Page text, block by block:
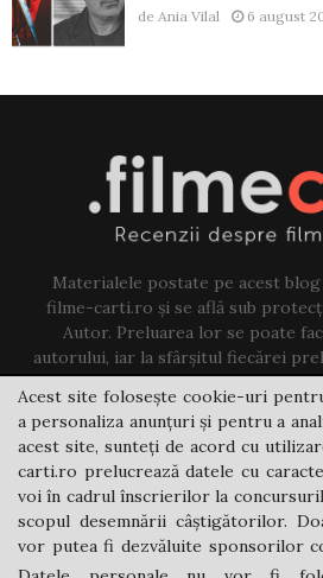
de Ania Vilal 6 august
Materialele postate pe acest
filme-carti.ro și se află sub
Autor. Preluarea lor se poate
autorului, iar la sfârșitul fiecărei
existe un link către
Contact us:
Acest site folosește cookie-uri
a personaliza anunțuri și pentru a
acest site, sunteți de acord cu
carti.ro prelucrează datele cu
voi în cadrul înscrierilor la
scopul desemnării câștigătorilor.
vor putea fi dezvăluite sponsorilor